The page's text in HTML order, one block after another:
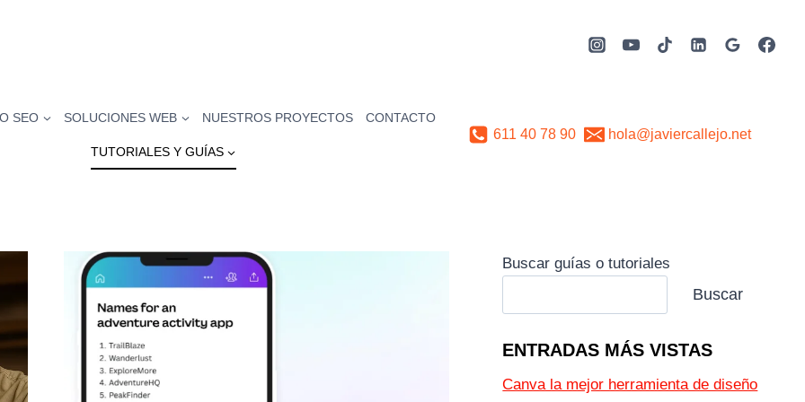
SEO SOLUCIONES WEB NUESTROS PROYECTOS CONTACTO
TUTORIALES Y GUÍAS
611 40 78 90 hola@javiercallejo.net
Buscar guías o tutoriales
Buscar
ENTRADAS MÁS VISTAS
Canva la mejor herramienta de diseño